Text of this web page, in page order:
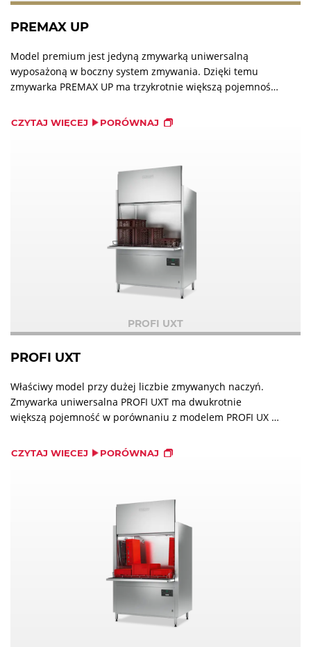
PREMAX UP
Model premium jest jedyną zmywarką uniwersalną
wyposażoną w boczny system zmywania. Dzięki temu
zmywarka PREMAX UP ma trzykrotnie większą pojemność
zajmowanego miejsca.
CZYTAJ WIĘCEJ PORÓWNAJ
PROFI UXT
PROFI UXT
Właściwy model przy dużej liczbie zmywanych naczyń.
Zmywarka uniwersalna PROFI UXT ma dwukrotnie
większą pojemność w porównaniu z modelem PROFI UX i
piekarniczych.
CZYTAJ WIĘCEJ PORÓWNAJ